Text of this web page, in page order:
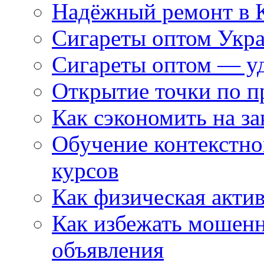
Надёжный ремонт в
Сигареты оптом
Сигареты оптом —
Открытие точки по
Как сэкономить на
Обучение
курсов
Как физическая
Как избежать
объявления